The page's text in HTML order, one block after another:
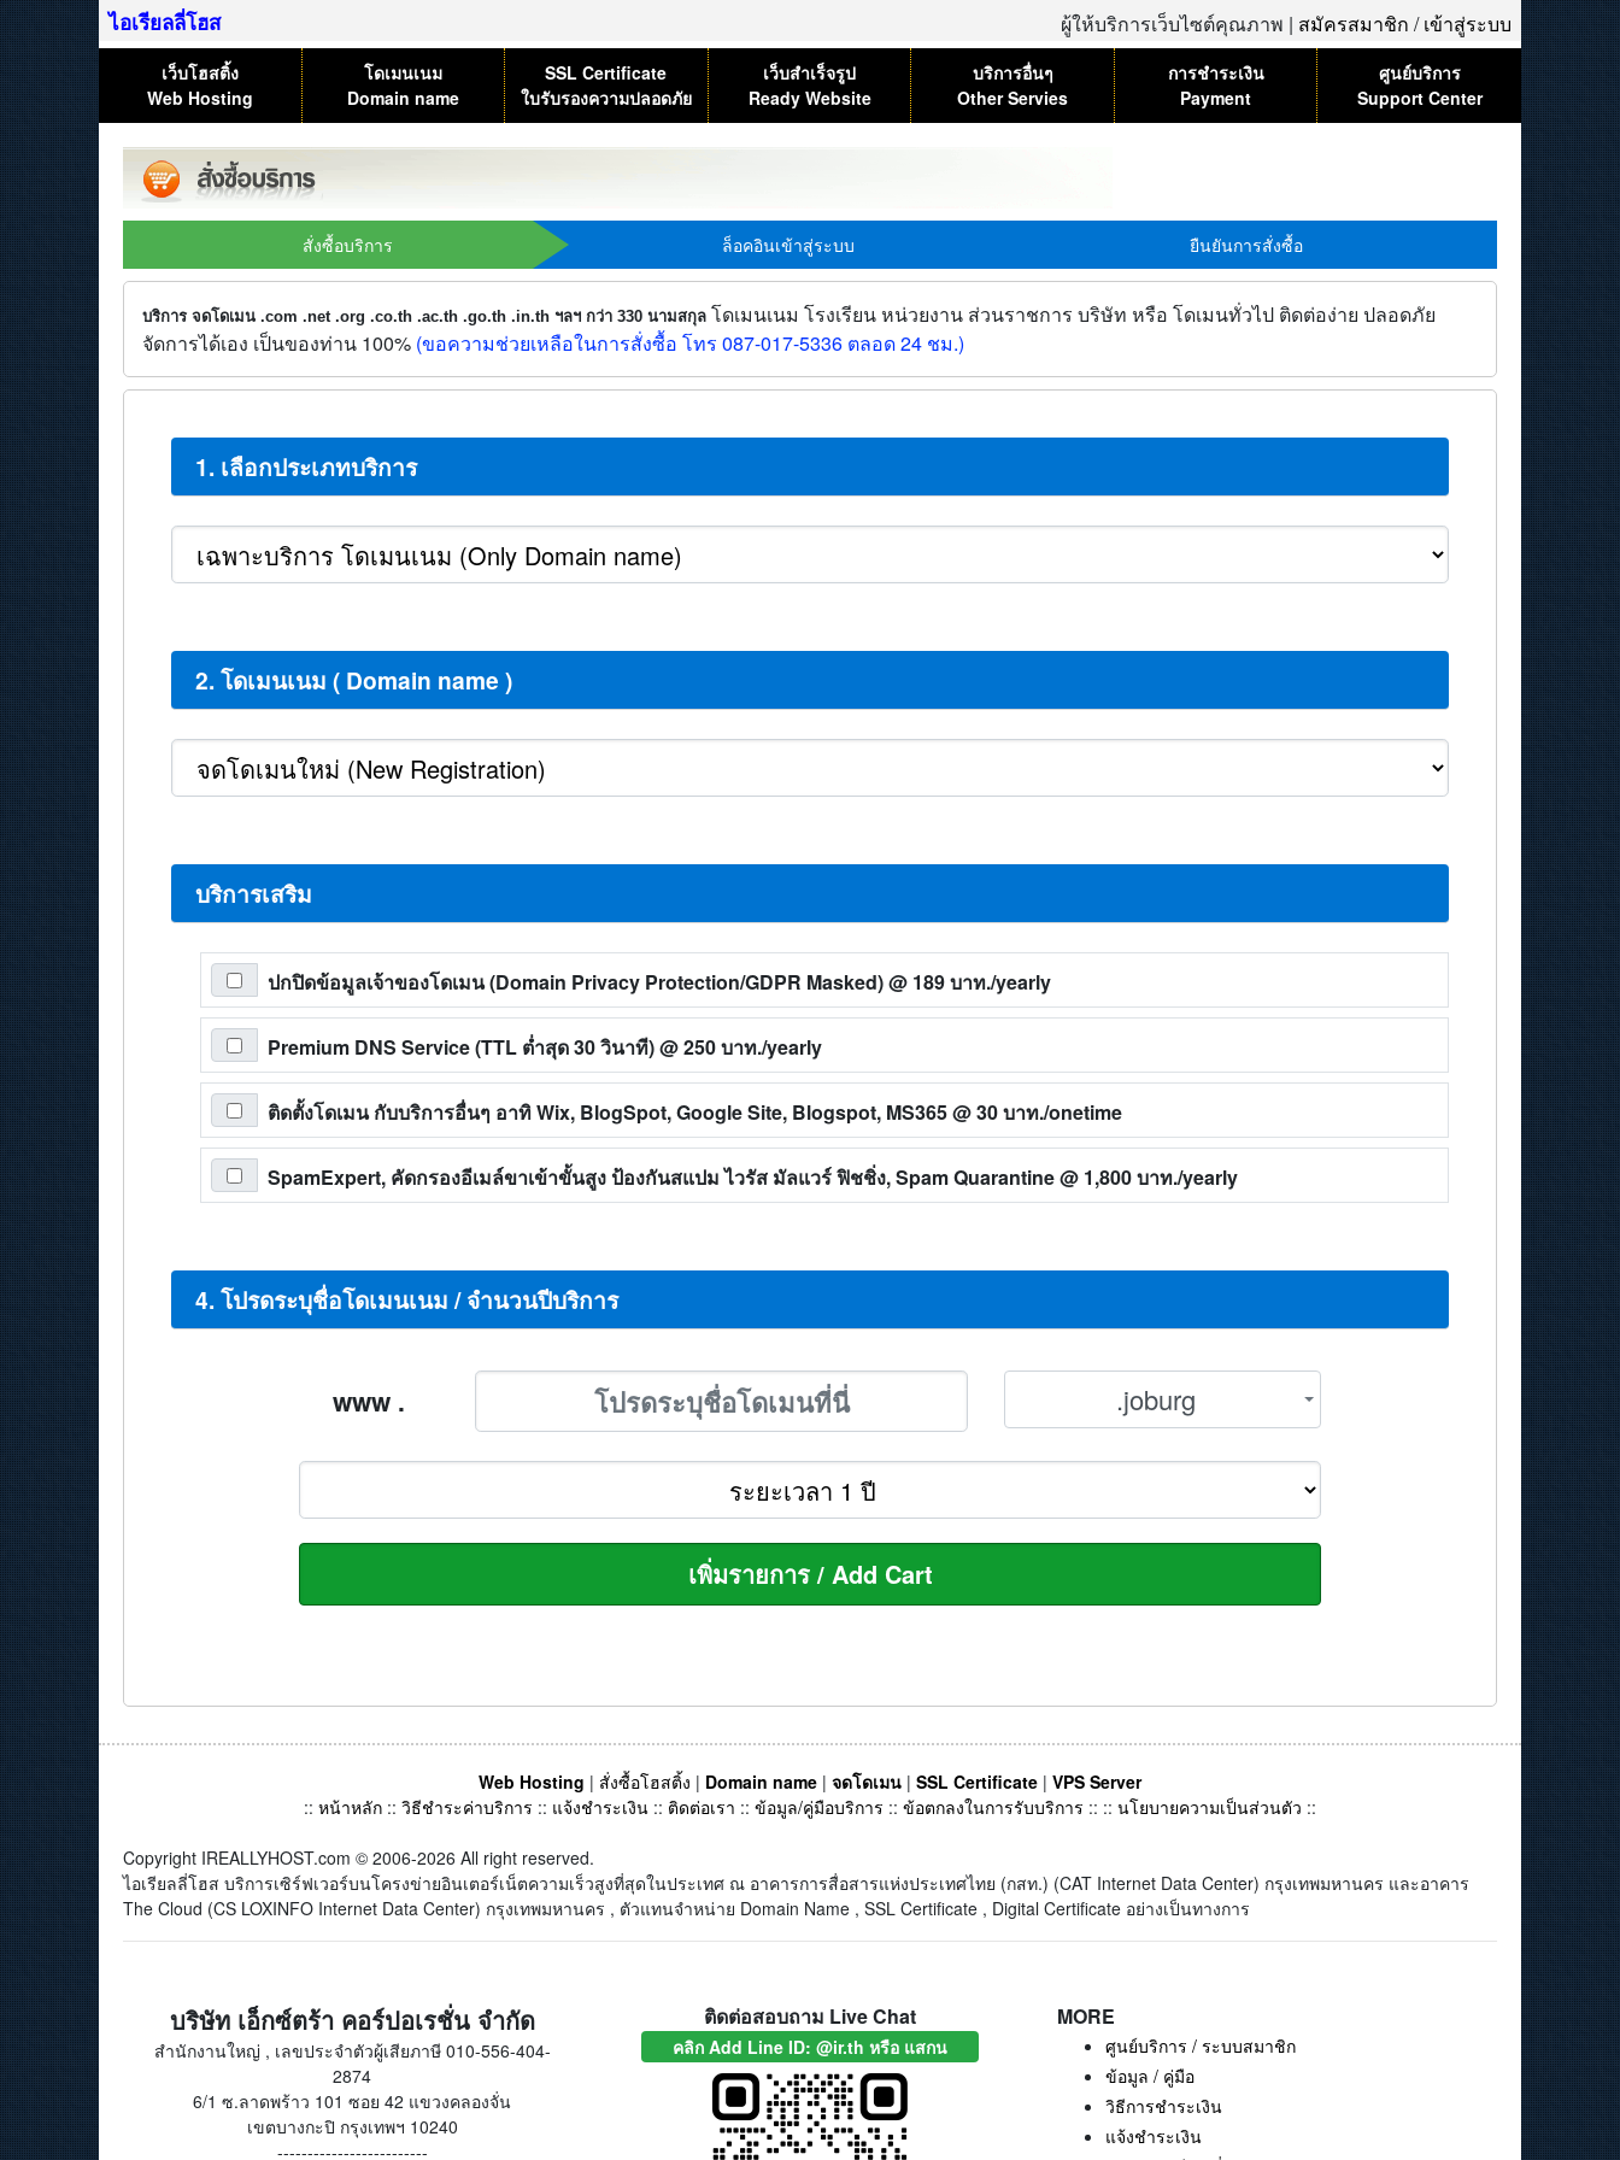
ผู้ให้บริการเว็บไซต์คุณภาพ | สมัครสมาชิก /เข้าสู่ระบบ
ไอเรียลลี่โฮส
เว็บโฮสติ้ง
Web Hosting
โดเมนเนม
Domain name
SSL Certificate
ใบรับรองความปลอดภัย
เว็บสำเร็จรูป
Ready Website
บริการอื่นๆ
Other Servies
การชำระเงิน
Payment
ศูนย์บริการ
Support Center
สั่งซื้อบริการ ล็อคอินเข้าสู่ระบบ ยืนยันการสั่งซื้อ
บริการ จดโดเมน .com .net .org .co.th .ac.th .go.th .in.th ฯลฯ กว่า 330 นามสกุล โดเมนเนม โรงเรียน หน่วยงาน ส่วนราชการ บริษัท หรือ โดเมนทั่วไป ติดต่อง่าย ปลอดภัย
จัดการได้เอง เป็นของท่าน 100% (ขอความช่วยเหลือในการสั่งซื้อ โทร 087-017-5336 ตลอด 24 ชม.)
1. เลือกประเภทบริการ
2. โดเมนเนม ( Domain name )
บริการเสริม
ปกปิดข้อมูลเจ้าของโดเมน (Domain Privacy Protection/GDPR Masked)@ 189 บาท./yearly
Premium DNS Service (TTL ต่ำสุด 30 วินาที)@ 250 บาท./yearly
ติดตั้งโดเมน กับบริการอื่นๆ อาทิ Wix, BlogSpot, Google Site, Blogspot, MS365@ 30 บาท./onetime
SpamExpert, คัดกรองอีเมล์ขาเข้าขั้นสูง ป้องกันสแปม ไวรัส มัลแวร์ ฟิชชิ่ง, Spam Quarantine@ 1,800 บาท./yearly
4. โปรดระบุชื่อโดเมนเนม / จำนวนปีบริการ
www . .joburg
Web Hosting | สั่งซื้อโฮสติ้ง | Domain name | จดโดเมน | SSL Certificate | VPS Server
:: หน้าหลัก :: วิธีชำระค่าบริการ :: แจ้งชำระเงิน :: ติดต่อเรา :: ข้อมูล/คู่มือบริการ :: ข้อตกลงในการรับบริการ :: :: นโยบายความเป็นส่วนตัว ::
Copyright IREALLYHOST.com © 2006-2026 All right reserved.
ไอเรียลลี่โฮส บริการเซิร์ฟเวอร์บนโครงข่ายอินเตอร์เน็ตความเร็วสูงที่สุดในประเทศ ณ อาคารการสื่อสารแห่งประเทศไทย (กสท.) (CAT Internet Data Center) กรุงเทพมหานคร และอาคาร
The Cloud (CS LOXINFO Internet Data Center) กรุงเทพมหานคร , ตัวแทนจำหน่าย Domain Name , SSL Certificate , Digital Certificate อย่างเป็นทางการ
บริษัท เอ็กซ์ตร้า คอร์ปอเรชั่น จำกัด
สำนักงานใหญ่ , เลขประจำตัวผู้เสียภาษี 010-556-404-
2874
6/1 ซ.ลาดพร้าว 101 ซอย 42 แขวงคลองจั่น
เขตบางกะปิ กรุงเทพฯ 10240
-------------------------
ติดต่อสอบถาม Live Chat
คลิก Add Line ID: @ir.th หรือ แสกน
MORE
ศูนย์บริการ / ระบบสมาชิก
ข้อมูล / คู่มือ
วิธีการชำระเงิน
แจ้งชำระเงิน